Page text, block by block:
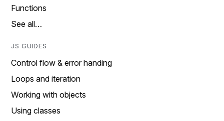
Functions
See all…
JS GUIDES
Control flow & error handing
Loops and iteration
Working with objects
Using classes